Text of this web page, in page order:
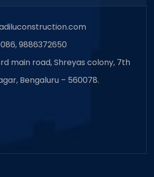
9886372650
main road, Shreyas colony, 7th
Bengaluru – 560078.